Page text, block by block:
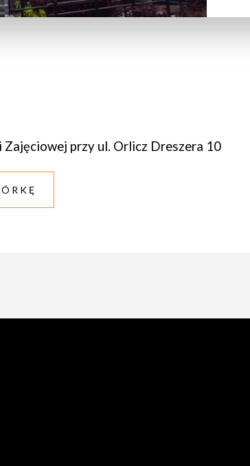
przy ul. Orlicz Dreszera 10